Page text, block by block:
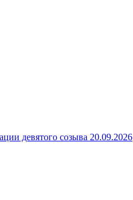
девятого созыва 20.09.2026